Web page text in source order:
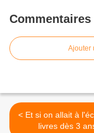
Commentaires
Ajouter
< Et si on allait à l'école? (3
livres dès 3